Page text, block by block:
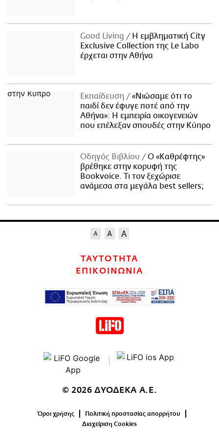
Good Living
Η εμβληματική City
Exclusive Collection της Le Labo
έρχεται στην Αθήνα
Εκπαίδευση
«Νιώσαμε ότι το
παιδί δεν έφυγε ποτέ από την
Αθήνα»: Η εμπειρία οικογενειών
που επέλεξαν σπουδές στην Κύπρο
Οδηγός Βιβλίου
Ο «Καθρέφτης»
βρέθηκε στην κορυφή της
Bookvoice. Τι τον ξεχώρισε
ανάμεσα στα μεγάλα best sellers;
ΤΑΥΤΟΤΗΤΑ
ΕΠΙΚΟΙΝΩΝΙΑ
© 2026 ΔΥΟΔΕΚΑ Α.Ε.
Όροι χρήσης
Πολιτική προστασίας απορρήτου
Διαχείριση Cookies